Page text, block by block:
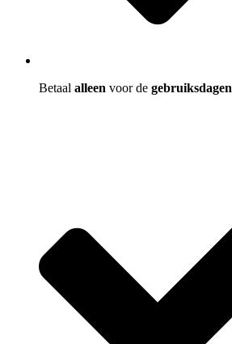
Betaal alleen voor de gebruiksdagen